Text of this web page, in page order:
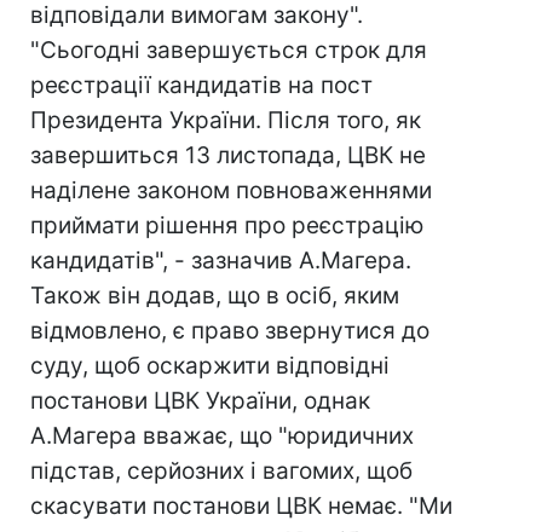
відповідали вимогам закону".
"Сьогодні завершується строк для
реєстрації кандидатів на пост
Президента України. Після того, як
завершиться 13 листопада, ЦВК не
наділене законом повноваженнями
приймати рішення про реєстрацію
кандидатів", - зазначив А.Магера.
Також він додав, що в осіб, яким
відмовлено, є право звернутися до
суду, щоб оскаржити відповідні
постанови ЦВК України, однак
А.Магера вважає, що "юридичних
підстав, серйозних і вагомих, щоб
скасувати постанови ЦВК немає. "Ми